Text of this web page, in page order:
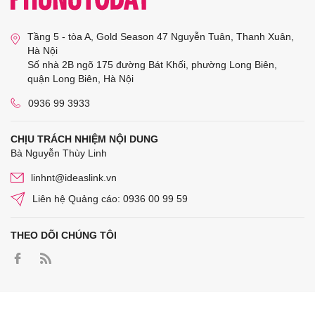
Tầng 5 - tòa A, Gold Season 47 Nguyễn Tuân, Thanh Xuân,
Hà Nội
Số nhà 2B ngõ 175 đường Bát Khối, phường Long Biên,
quận Long Biên, Hà Nội
0936 99 3933
CHỊU TRÁCH NHIỆM NỘI DUNG
Bà Nguyễn Thùy Linh
linhnt@ideaslink.vn
Liên hệ Quảng cáo: 0936 00 99 59
THEO DÕI CHÚNG TÔI